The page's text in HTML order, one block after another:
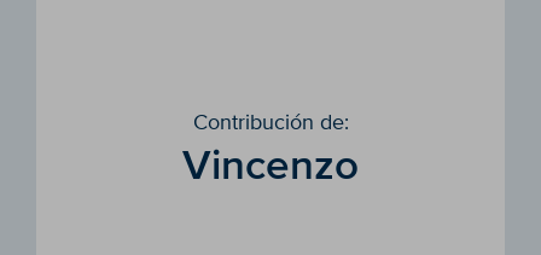
Contribución de:
Vincenzo